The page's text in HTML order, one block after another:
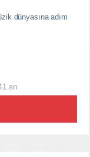
dünyasına adım
sn